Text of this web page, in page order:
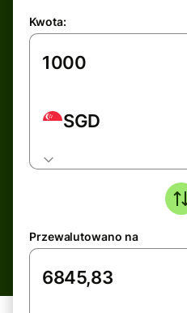
Kwota:
SGD
Przewalutowano na